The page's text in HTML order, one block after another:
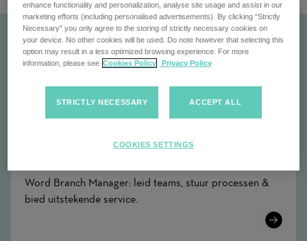
Branch Manager
Word Branch Manager: leid teams, stuur processen &
bied uitstekende service.
Learn
enhance functionality and personalization, analyse site usage and assist in our
marketing efforts (including personalised advertisements). By clicking “Strictly
Necessary” you only agree to the storing of strictly necessary cookies on
your device. No other cookies will be used. Do note however that selecting this
option may result in a less optimized browsing experience. For more
information, please see Cookies Policy Privacy Policy
STRICTLY NECESSARY ACCEPT ALL
COOKIES SETTINGS